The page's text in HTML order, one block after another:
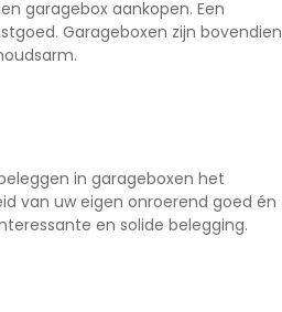
garagebox aankopen. Een
Garageboxen zijn bovendien
in garageboxen het
van uw eigen onroerend goed én
en solide belegging.